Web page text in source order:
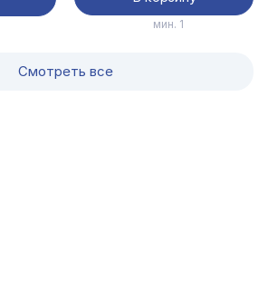
мин. 1
Смотреть все